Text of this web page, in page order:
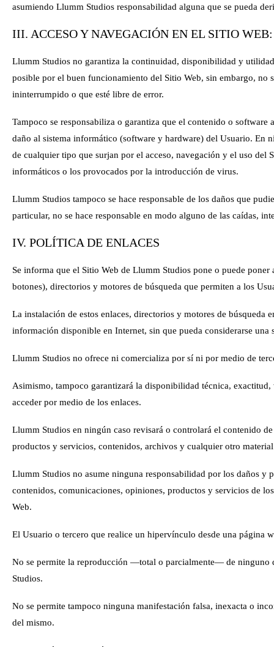
asumiendo Llumm Studios responsabilidad alguna que se pueda
III. ACCESO Y NAVEGACIÓN EN EL SITIO
Llumm Studios no garantiza la continuidad, disponibilidad y
posible por el buen funcionamiento del Sitio Web, sin embargo, no
ininterrumpido o que esté libre de error.
Tampoco se responsabiliza o garantiza que el contenido o software
daño al sistema informático (software y hardware) del Usuario. En
de cualquier tipo que surjan por el acceso, navegación y el uso del
informáticos o los provocados por la introducción de virus.
Llumm Studios tampoco se hace responsable de los daños que
particular, no se hace responsable en modo alguno de las caídas,
IV. POLÍTICA DE ENLACES
Se informa que el Sitio Web de Llumm Studios pone o puede poner
botones), directorios y motores de búsqueda que permiten a los
La instalación de estos enlaces, directorios y motores de
información disponible en Internet, sin que pueda considerarse
Llumm Studios no ofrece ni comercializa por sí ni por medio de
Asimismo, tampoco garantizará la disponibilidad técnica,
acceder por medio de los enlaces.
Llumm Studios en ningún caso revisará o controlará el contenido
productos y servicios, contenidos, archivos y cualquier otro
Llumm Studios no asume ninguna responsabilidad por los daños y
contenidos, comunicaciones, opiniones, productos y servicios de
Web.
El Usuario o tercero que realice un hipervínculo desde una página
No se permite la reproducción —total o parcialmente— de ninguno
Studios.
No se permite tampoco ninguna manifestación falsa, inexacta o
del mismo.